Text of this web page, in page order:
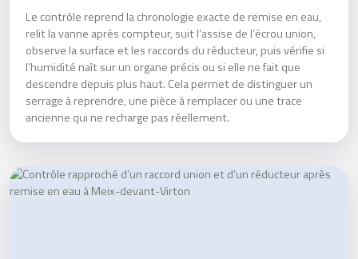
Le contrôle reprend la chronologie exacte de remise en eau,
relit la vanne après compteur, suit l’assise de l’écrou union,
observe la surface et les raccords du réducteur, puis vérifie si
l’humidité naît sur un organe précis ou si elle ne fait que
descendre depuis plus haut. Cela permet de distinguer un
serrage à reprendre, une pièce à remplacer ou une trace
ancienne qui ne recharge pas réellement.